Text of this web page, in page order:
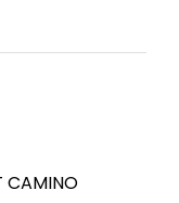
CAMINO